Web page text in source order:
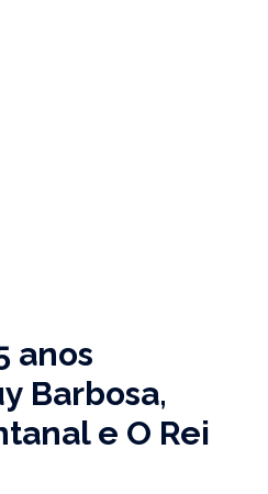
anos
Barbosa,
e O Rei